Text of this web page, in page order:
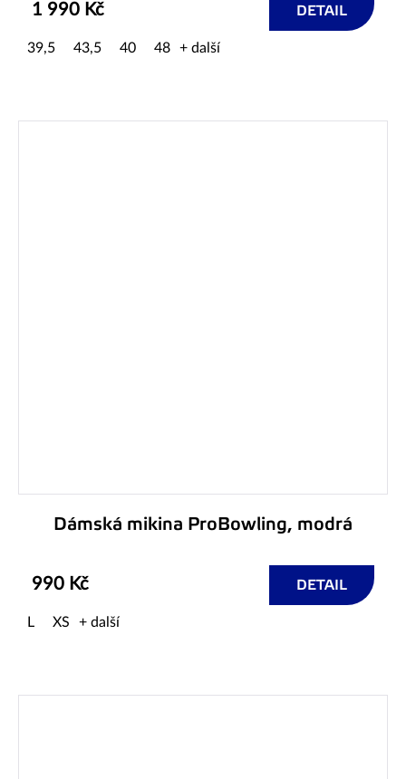
1 990 Kč DETAIL
39,5 43,5 40 48 + další
Dámská mikina ProBowling, modrá
990 Kč DETAIL
L XS + další